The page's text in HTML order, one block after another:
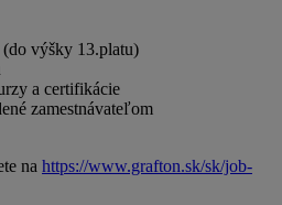
výšky 13.platu)
a certifikácie
zamestnávateľom
na https://www.grafton.sk/sk/job-